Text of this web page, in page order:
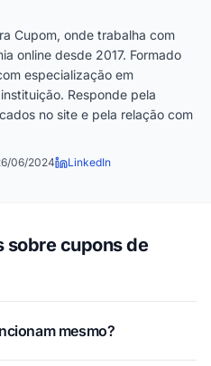
Cupom, onde trabalha com
online desde 2017. Formado
especialização em
Responde pela
no site e pela relação com
06/2024 LinkedIn
sobre cupons de
mesmo?